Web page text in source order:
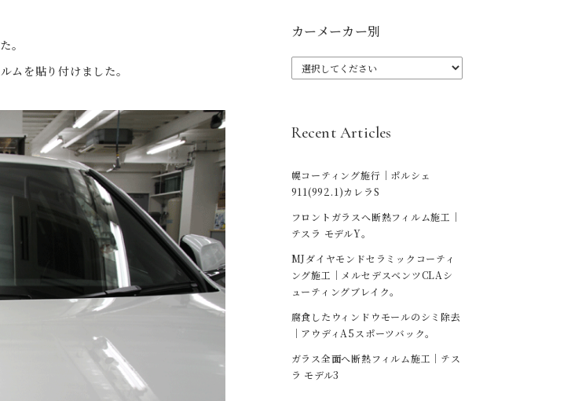
。
ムを貼り付けました。
カーメーカー別
Recent Articles
幌コーティング施行｜ポルシェ
911(992.1)カレラS
フロントガラスへ断熱フィルム施工｜
テスラ モデルY。
MJダイヤモンドセラミックコーティ
ング施工｜メルセデスベンツCLAシ
ューティングブレイク。
腐食したウィンドウモールのシミ除去
｜アウディA5スポーツバック。
ガラス全面へ断熱フィルム施工｜テス
ラ モデル3